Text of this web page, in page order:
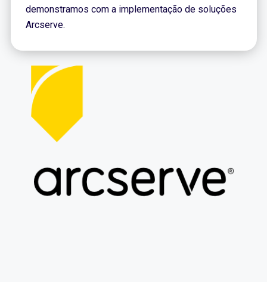
demonstramos com a implementação de soluções
Arcserve.